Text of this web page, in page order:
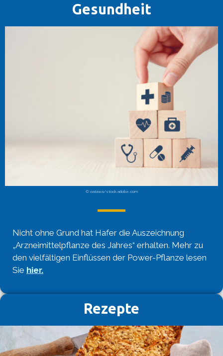
Gesundheit
© oatawa/stock.adobe.com
Nicht ohne Grund hat Hafer die Auszeichnung
„Arzneimittelpflanze des Jahres“ erhalten. Mehr zu
den vielfältigen Einflüssen der Power-Pflanze lesen
Sie hier.
Rezepte